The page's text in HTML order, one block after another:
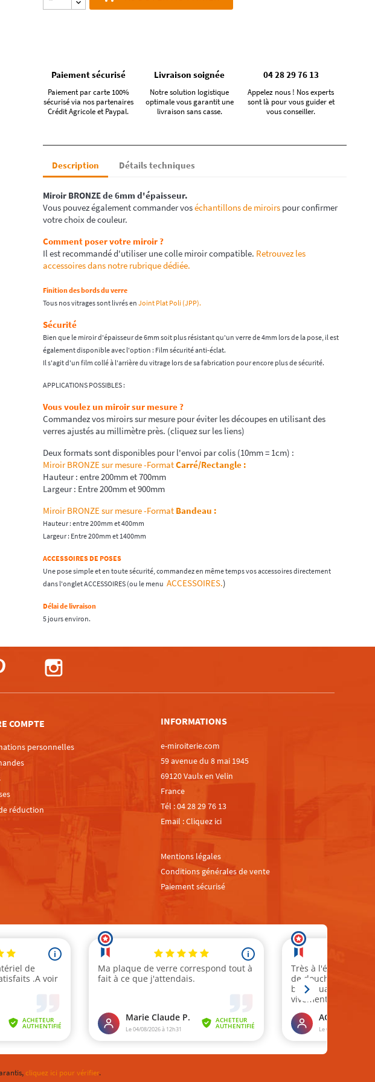
Paiement sécurisé
Paiement par carte 100%
sécurisé via nos partenaires
Crédit Agricole et Paypal.
Livraison soignée
Notre solution logistique
optimale vous garantit une
livraison sans casse.
04 28 29 76 13
Appelez nous ! Nos experts
sont là pour vous guider et
vous conseiller.
Description Détails techniques
Miroir BRONZEde 6mm d'épaisseur.
Vous pouvez également commander voséchantillons de miroirspour confirmer
votre choix de couleur.
Comment poser votre miroir ?
Il est recommandé d'utiliser une colle miroir compatible. Retrouvez les
accessoires dans notre rubrique dédiée.
Finition des bords du verre
Tous nos vitrages sont livrés en Joint Plat Poli (JPP).
Sécurité
Bien que le miroir d'épaisseur de 6mm soit plus résistant qu'un verre de 4mm lors de la pose, il est
également disponible avec l'option : Film sécurité anti-éclat.
Il s'agit d'un film collé à l'arrière du vitrage lors de sa fabrication pour encore plus de sécurité.
APPLICATIONS POSSIBLES :
Vous voulez un miroir sur mesure ?
Commandez vos miroirs sur mesure pour éviter les découpes en utilisant des
verres ajustés au millimètre près. (cliquez sur les liens)
Deux formats sont disponibles pour l'envoi par colis (10mm = 1cm) :
Miroir BRONZE sur mesure -FormatCarré/Rectangle :
Hauteur : entre 200mm et 700mm
Largeur : Entre 200mm et 900mm
Miroir BRONZE sur mesure -Format Bandeau :
Hauteur : entre 200mm et 400mm
Largeur : Entre 200mm et 1400mm
ACCESSOIRES DE POSES
Une pose simple et en toute sécurité, commandez en même temps vos accessoires directement
dans l'onglet ACCESSOIRES (ou le menu ACCESSOIRES.)
Délai de livraison
5 jours environ.
Pinterest
COMPTE
personnelles
réduction
INFORMATIONS
e-miroiterie.com
59 avenue du 8 mai 1945
69120 Vaulx en Velin
France
Tél :04 28 29 76 13
Email :Cliquez ici
Mentions légales
Conditions générales de vente
Paiement sécurisé
cliquez ici pour vérifier.